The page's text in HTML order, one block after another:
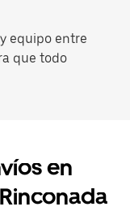
equipo entre
que todo
en